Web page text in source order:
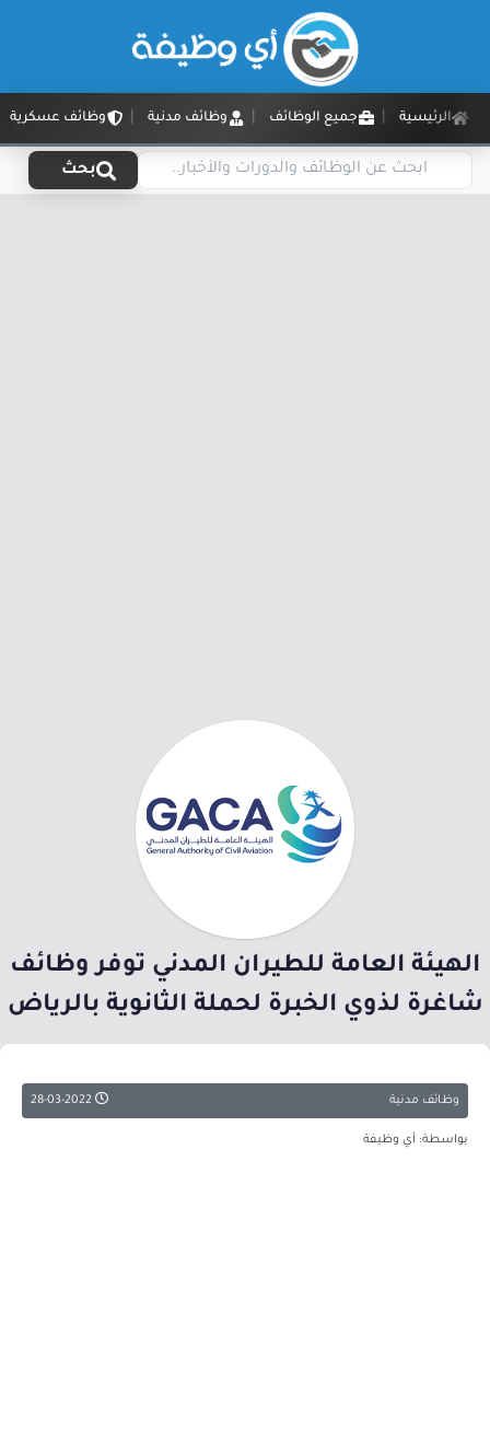
الرئيسية جميع الوظائف وظائف مدنية وظائف عسكرية
بحث
الهيئة العامة للطيران المدني توفر وظائف
شاغرة لذوي الخبرة لحملة الثانوية بالرياض
وظائف مدنية
بواسطة: أي وظيفة